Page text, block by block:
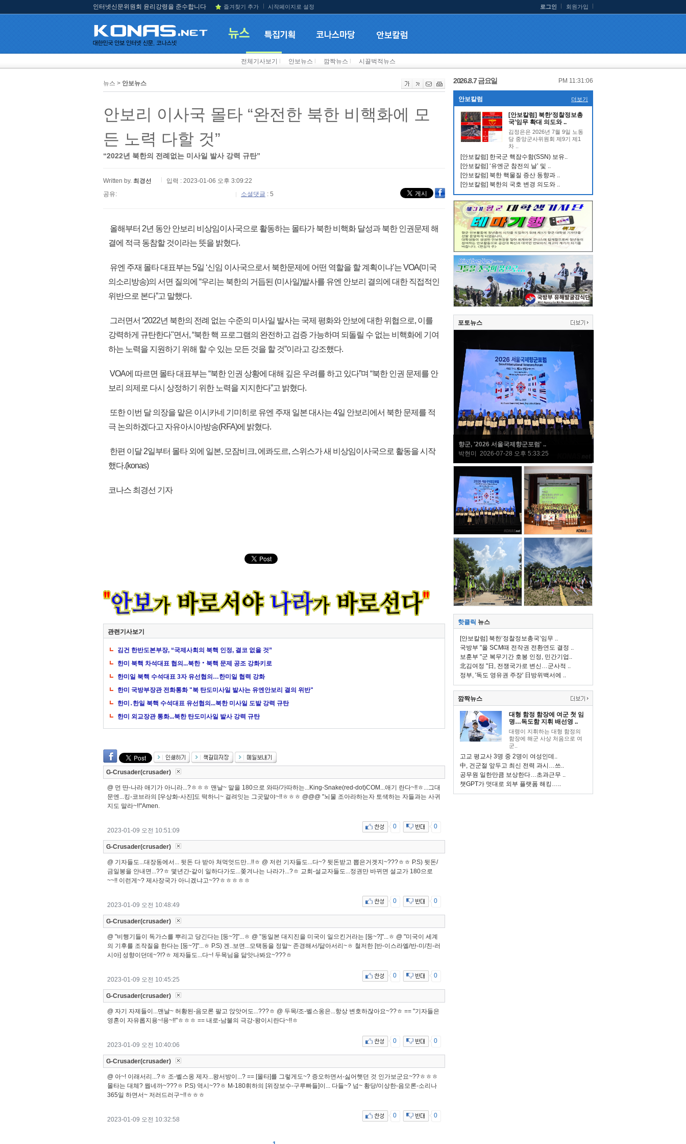
인터넷신문위원회 윤리강령을 준수합니다 즐겨찾기 추가 시작페이지로 설정 로그인 회원가입
전체기사보기 안보뉴스 깜짝뉴스 시끌벅적뉴스
뉴스 > 안보뉴스
안보리 이사국 몰타 “완전한 북한 비핵화에 모
든 노력 다할 것”
“2022년 북한의 전례없는 미사일 발사 강력 규탄”
Written by. 최경선
입력 : 2023-01-06 오후 3:09:22
공유:
소셜댓글 : 5
올해부터 2년 동안 안보리 비상임이사국으로 활동하는 몰타가 북한 비핵화 달성과 북한 인권문제 해
결에 적극 동참할 것이라는 뜻을 밝혔다.
유엔 주재 몰타 대표부는 5일 ‘신임 이사국으로서 북한문제에 어떤 역할을 할 계획이냐’는 VOA(미국
의소리방송)의 서면 질의에 “우리는 북한의 거듭된 (미사일)발사를 유엔 안보리 결의에 대한 직접적인
위반으로 본다”고 말했다.
그러면서 “2022년 북한의 전례 없는 수준의 미사일 발사는 국제 평화와 안보에 대한 위협으로, 이를
강력하게 규탄한다"면서, “북한 핵 프로그램의 완전하고 검증 가능하며 되돌릴 수 없는 비핵화에 기여
하는 노력을 지원하기 위해 할 수 있는 모든 것을 할 것”이라고 강조했다.
VOA에 따르면 몰타 대표부는 “북한 인권 상황에 대해 깊은 우려를 하고 있다”며 “북한 인권 문제를 안
보리 의제로 다시 상정하기 위한 노력을 지지한다”고 밝혔다.
또한 이번 달 의장을 맡은 이시카네 기미히로 유엔 주재 일본 대사는 4일 안보리에서 북한 문제를 적
극 논의하겠다고 자유아시아방송(RFA)에 밝혔다.
한편 이달 2일부터 몰타 외에 일본, 모잠비크, 에콰도르, 스위스가 새 비상임이사국으로 활동을 시작
했다.(konas)
코나스 최경선 기자
관련기사보기
김건 한반도본부장, “국제사회의 북핵 인정, 결코 없을 것”
한미 북핵 차석대표 협의...북한‧북핵 문제 공조 강화키로
한미일 북핵 수석대표 3자 유선협의…한미일 협력 강화
한미 국방부장관 전화통화 "북 탄도미사일 발사는 유엔안보리 결의 위반"
한미․한일 북핵 수석대표 유선협의...북한 미사일 도발 강력 규탄
한미 외교장관 통화...북한 탄도미사일 발사 강력 규탄
G-Crusader(crusader)
@ 먼 딴-나라 애기가 아니라...?ㅎㅎㅎ 맨날~ 말을 180으로 와따/가따하는...King-Snake(red-dot)COM...애기 란다~!!ㅎ...그대
문엔...킹-코브라의 [우상화-사진]도 떡하니~ 걸려잇는 그곳말야~!!ㅎㅎㅎ @@@ "뇌물 조아라하는자 토색하는 자들과는 사귀
지도 말라~!!"Amen.
2023-01-09 오전 10:51:09
0 0
G-Crusader(crusader)
@ 기자들도...대장동에서... 뒷돈 다 받아 쳐먹엇드만...!!ㅎ @ 저런 기자들도...다~? 뒷돈받고 뽑은거겟지~???ㅎㅎ P.S) 뒷돈/
금일봉을 안내면...??ㅎ 몇년간-같이 일하다가도...쫒겨나는 나라가...?ㅎ 교회-설교자들도...정권만 바뀌면 설교가 180으로
~~!! 이런게~? 제사장국가 아니겠냐고~??ㅎㅎㅎㅎㅎ
2023-01-09 오전 10:48:49
0 0
G-Crusader(crusader)
@ "비행기들이 독가스를 뿌리고 당긴다는 [둥~?]"...ㅎ @ "동일본 대지진을 미국이 일으킨거라는 [둥~?]"...ㅎ @ "미국이 세계
의 기후를 조작질을 한다는 [둥~?]"...ㅎ P.S) 겐..보면...모택동을 정말~ 존경해서/닮아서리~ㅎ 철저한 [반-이스라엘/반-미/친-러
시아] 성향이던데~?!?ㅎ 제자들도...다~! 두목님을 닮앗나봐요~???ㅎ
2023-01-09 오전 10:45:25
0 0
G-Crusader(crusader)
@ 자기 자제들이...맨날~ 허황된-음모론 팔고 앉앗어도...???ㅎ @ 두목/조-벨스옹은...항상 변호하잖아요~??ㅎ == "기자들은
영혼이 자유롭지용~!용~!!"ㅎㅎㅎ == 내로-남불의 극강-왕이시란다~!!ㅎ
2023-01-09 오전 10:40:06
0 0
G-Crusader(crusader)
@ 아~! 이래서리...?ㅎ 조-벨스옹 제자...왕서방이...? == [몰타]를 그렇게도~? 증오하면서-싫어햇던 것 인가보군요~??ㅎㅎㅎ
몰타는 대체? 뭡네까~???ㅎ P.S) 역시~??ㅎ M-180휘하의 [위장보수-구루빠들]이... 다들~? 넘~ 황당/이상한-음모론-소리나
365일 하면서~ 저러드러구~!!ㅎㅎㅎ
2023-01-09 오전 10:32:58
0 0
2026.8.7 금요일 PM 11:31:07
안보칼럼 더보기
[안보칼럼] 북한‘정찰정보총
국’임무 확대 의도와 ..
김정은은 2026년 7월 9일 노동
당 중앙군사위원회 제9기 제1
차 ..
[안보칼럼] 한국군 핵잠수함(SSN) 보유..
[안보칼럼] ‘유엔군 참전의 날’ 및 ..
[안보칼럼] 북한 핵물질 증산 동향과 ..
[안보칼럼] 북한의 국호 변경 의도와 ..
포토뉴스
향군, '2026 서울국제향군포럼' ..
박현미 2026-07-28 오후 5:33:25
핫클릭 뉴스
[안보칼럼] 북한‘정찰정보총국’임무 ..
국방부 "올 SCM때 전작권 전환연도 결정 ..
보훈부 "군 복무기간 호봉 인정, 민간기업..
北김여정 "日, 전쟁국가로 변신…군사적 ..
정부, '독도 영유권 주장' 日방위백서에 ..
깜짝뉴스
대형 함정 함장에 여군 첫 임
명…독도함 지휘 배선영 ..
대령이 지휘하는 대형 함정의
함장에 해군 사상 처음으로 여
군..
고교 평교사 3명 중 2명이 여성인데..
中, 건군절 앞두고 최신 전력 과시…쓰..
공무원 일한만큼 보상한다…초과근무 ..
챗GPT가 멋대로 외부 플랫폼 해킹…..